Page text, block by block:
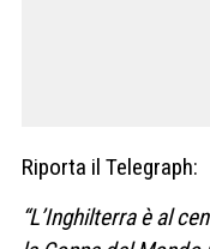
Riporta il Telegraph:
“L’Inghilterra è al